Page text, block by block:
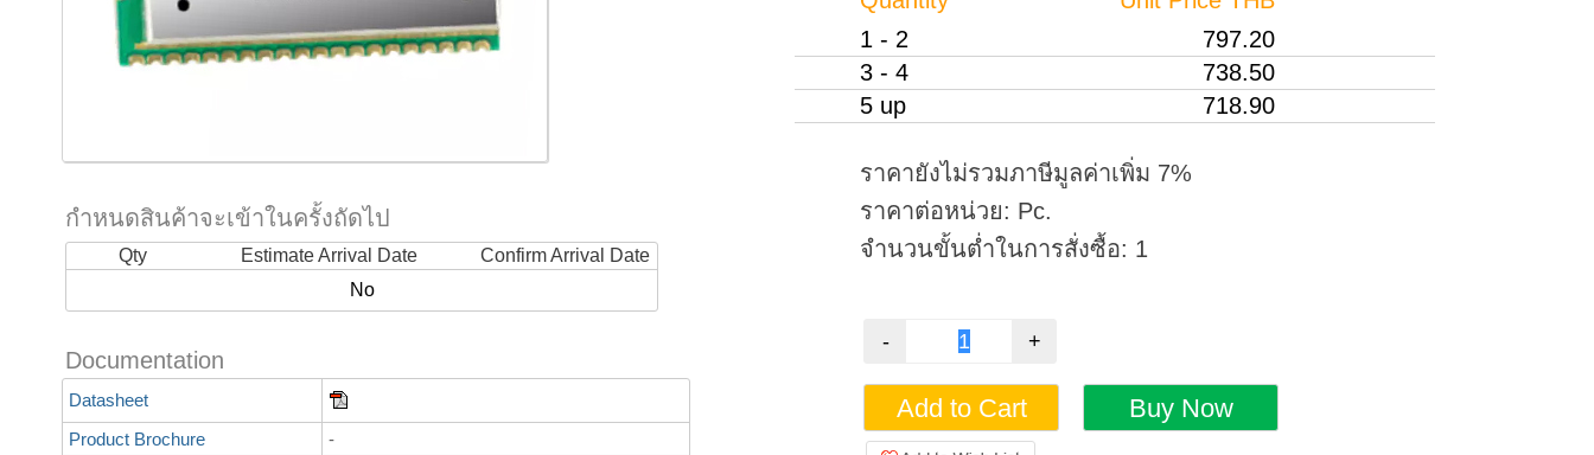
กำหนดสินค้าจะเข้าในครั้งถัดไป
Qty Estimate Arrival Date
Confirm Arrival Date
No
Documentation
Datasheet
Product Brochure
-
1 - 2
797.20
3 - 4
738.50
5 up
718.90
ราคายังไม่รวมภาษีมูลค่าเพิ่ม 7%
ราคาต่อหน่วย: Pc.
จำนวนขั้นต่ำในการสั่งซื้อ: 1